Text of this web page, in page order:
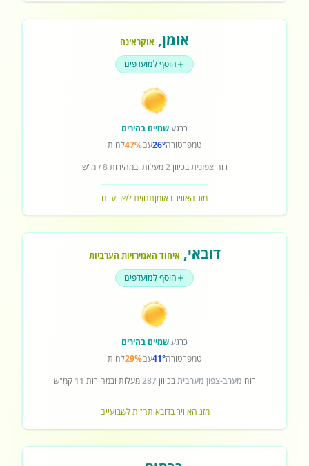
אומן, אוקראינה
הוסף למועדפים
כרגעשמיים בהירים
טמפרטורה26°עם47%לחות
רוחצפוניתבכיוון2מעלות ובמהירות8קמ"ש
מזג האוויר באומןתחזית לשבועיים
דובאי, איחוד האמירויות הערביות
הוסף למועדפים
כרגעשמיים בהירים
טמפרטורה41°עם29%לחות
רוח מערב-צפון מערביתבכיוון287מעלות ובמהירות 11 קמ"ש
מזג האוויר בדובאיתחזית לשבועיים